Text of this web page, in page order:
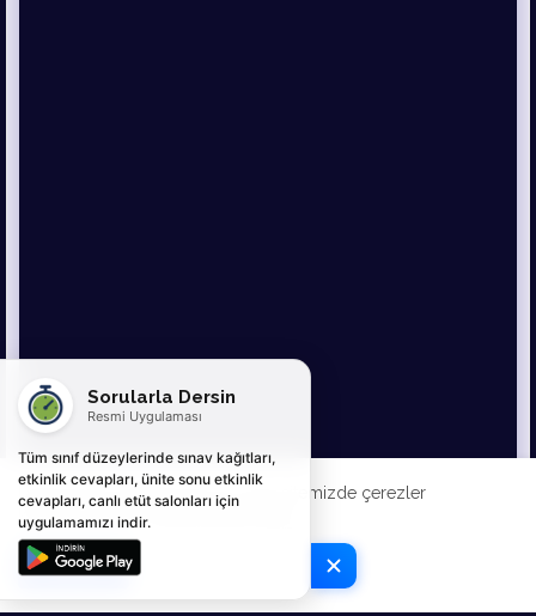
Deneyiminizi geliştirmek için web sitemizde çerezler
kullanılmaktadır.Şimdi Kontrol Et
Tamam
Sorularla Dersin
Resmi Uygulaması
Tüm sınıf düzeylerinde sınav kağıtları,
etkinlik cevapları, ünite sonu etkinlik
cevapları, canlı etüt salonları için
uygulamamızı indir.